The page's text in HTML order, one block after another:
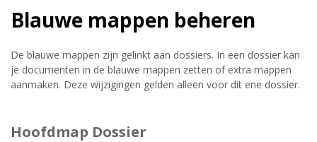
Blauwe mappen beheren
De blauwe mappen zijn gelinkt aan dossiers. In een dossier kan
je documenten in de blauwe mappen zetten of extra mappen
aanmaken. Deze wijzigingen gelden alleen voor dit ene dossier.
Hoofdmap Dossier